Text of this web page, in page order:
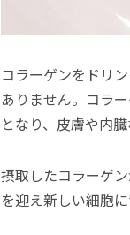
コラーゲンをドリ
ありません。コラ
となり、皮膚や内
摂取したコラーゲ
を迎え新しい細胞